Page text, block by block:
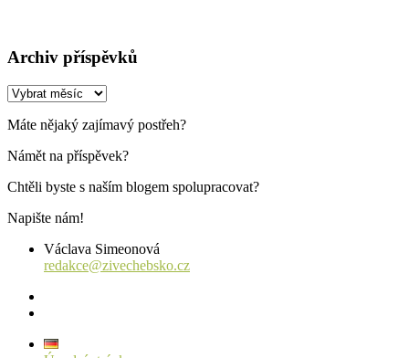
Archiv příspěvků
Archiv
Máte nějaký zajímavý postřeh?
Námět na příspěvek?
Chtěli byste s naším blogem spolupracovat?
Napište nám!
Václava Simeonová
redakce@zivechebsko.cz